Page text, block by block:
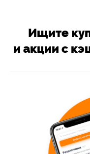
Ищите
и акции с